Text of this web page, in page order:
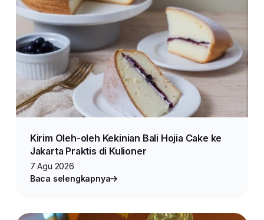
Kirim Oleh-oleh Kekinian Bali Hojia Cake ke
Jakarta Praktis di Kulioner
7 Agu 2026
Baca selengkapnya